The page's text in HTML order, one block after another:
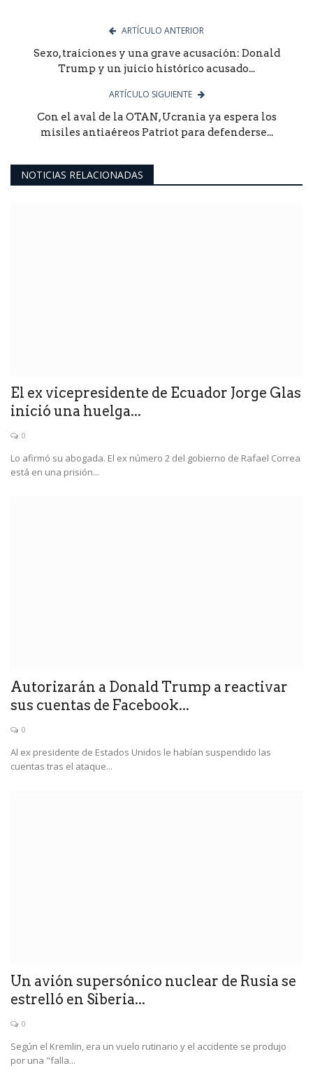
ARTÍCULO ANTERIOR
Sexo, traiciones y una grave acusación: Donald
Trump y un juicio histórico acusado...
ARTÍCULO SIGUIENTE
Con el aval de la OTAN, Ucrania ya espera los
misiles antiaéreos Patriot para defenderse...
NOTICIAS RELACIONADAS
El ex vicepresidente de Ecuador Jorge Glas
inició una huelga...
0
Lo afirmó su abogada. El ex número 2 del gobierno de Rafael Correa
está en una prisión...
Autorizarán a Donald Trump a reactivar
sus cuentas de Facebook...
0
Al ex presidente de Estados Unidos le habían suspendido las
cuentas tras el ataque...
Un avión supersónico nuclear de Rusia se
estrelló en Siberia...
0
Según el Kremlin, era un vuelo rutinario y el accidente se produjo
por una "falla...